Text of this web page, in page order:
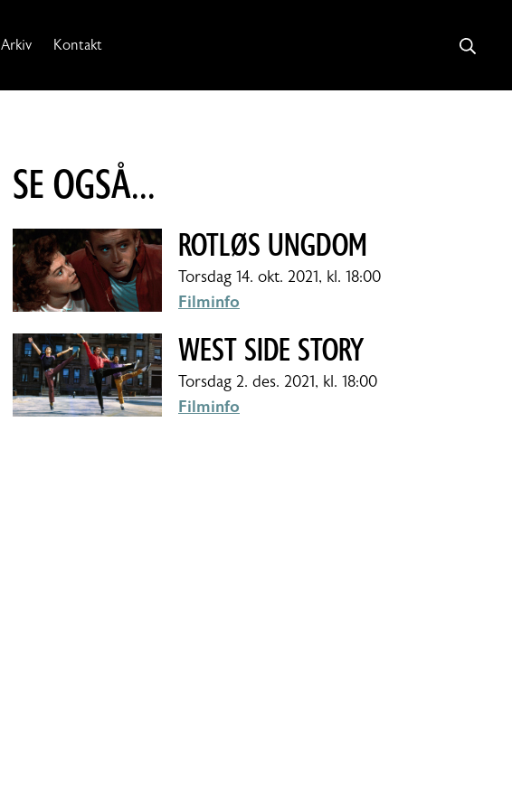
Arkiv Kontakt
SE OGSÅ...
ROTLØS UNGDOM
torsdag 14. okt. 2021, kl. 18:00
Filminfo
WEST SIDE STORY
torsdag 2. des. 2021, kl. 18:00
Filminfo